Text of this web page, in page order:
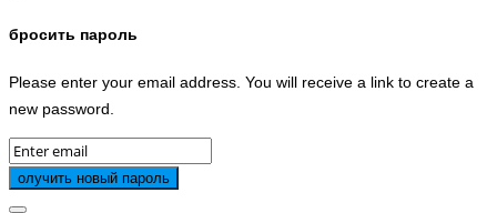
бросить пароль
Please enter your email address. You will receive a link to create a
new password.